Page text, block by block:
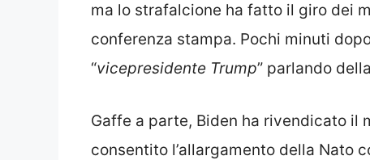
ma lo strafalcione ha fatto il giro dei
conferenza stampa. Pochi minuti
“vicepresidente Trump” parlando
Gaffe a parte, Biden ha rivendicato il
consentito l’allargamento della Nato